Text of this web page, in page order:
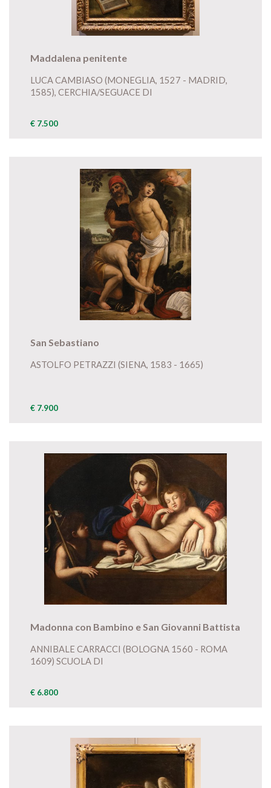
Maddalena penitente
LUCA CAMBIASO (MONEGLIA, 1527 - MADRID,
1585), CERCHIA/SEGUACE DI
€ 7.500
San Sebastiano
ASTOLFO PETRAZZI (SIENA, 1583 - 1665)
€ 7.900
Madonna con Bambino e San Giovanni Battista
ANNIBALE CARRACCI (BOLOGNA 1560 - ROMA
1609) SCUOLA DI
€ 6.800